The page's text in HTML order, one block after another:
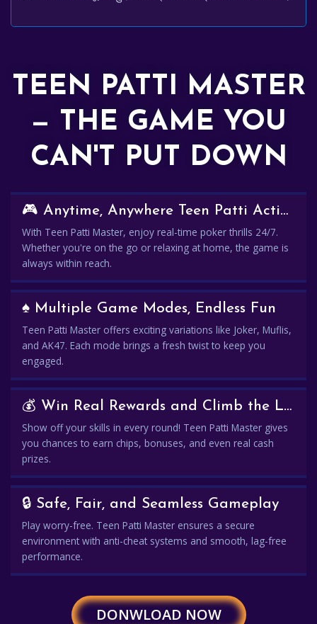
TEEN PATTI MASTER
— THE GAME YOU
CAN'T PUT DOWN
🎮 Anytime, Anywhere Teen Patti Action
With Teen Patti Master, enjoy real-time poker thrills 24/7.
Whether you're on the go or relaxing at home, the game is
always within reach.
♠️ Multiple Game Modes, Endless Fun
Teen Patti Master offers exciting variations like Joker, Muflis,
and AK47. Each mode brings a fresh twist to keep you
engaged.
💰 Win Real Rewards and Climb the Leaderboard
Show off your skills in every round! Teen Patti Master gives
you chances to earn chips, bonuses, and even real cash
prizes.
🔒 Safe, Fair, and Seamless Gameplay
Play worry-free. Teen Patti Master ensures a secure
environment with anti-cheat systems and smooth, lag-free
performance.
DONWLOAD NOW